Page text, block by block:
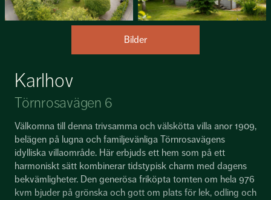
Bilder
Törnrosavägen 6
Karlhov
Välkomna till denna trivsamma och välskötta villa anor 1909,
belägen på lugna och familjevänliga Törnrosavägens
idylliska villaområde. Här erbjuds ett hem som på ett
harmoniskt sätt kombinerar tidstypisk charm med dagens
bekvämligheter. Den generösa friköpta tomten om hela 976
kvm bjuder på grönska och gott om plats för lek, odling och